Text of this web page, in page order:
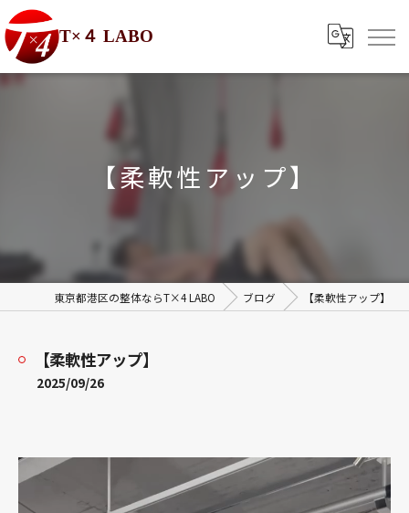
T×４ LABO
【柔軟性アップ】
東京都港区の整体ならT×4 LABO ブログ 【柔軟性アップ】
【柔軟性アップ】
2025/09/26